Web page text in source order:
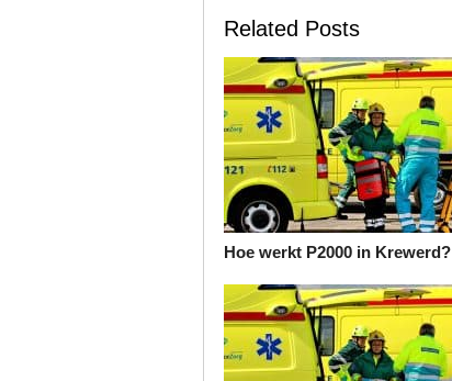
Related Posts
Hoe werkt P2000 in Krewerd?